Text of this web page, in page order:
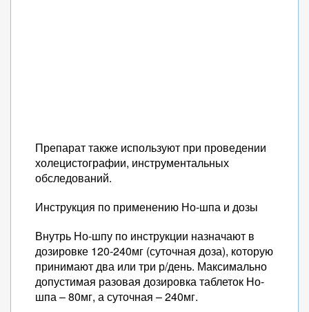
Препарат также используют при проведении
холецистографии, инструментальных
обследований.
Инструкция по применению Но-шпа и дозы
Внутрь Но-шпу по инструкции назначают в
дозировке 120-240мг (суточная доза), которую
принимают два или три р/день. Максимально
допустимая разовая дозировка таблеток Но-
шпа – 80мг, а суточная – 240мг.